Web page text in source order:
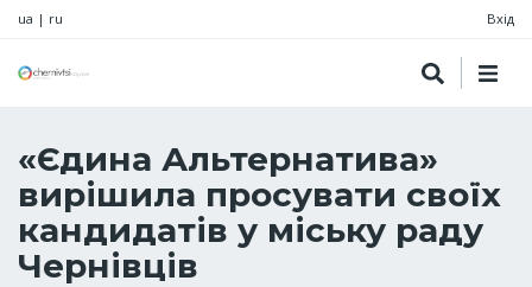
ua | ru Вхід
«Єдина Альтернатива»
вирішила просувати своїх
кандидатів у міську раду
Чернівців